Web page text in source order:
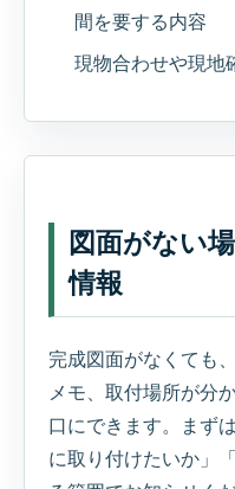
間を要する内容
現物合わせや現地
図面がない
情報
完成図面がなくても
メモ、取付場所が分
口にできます。まず
に取り付けたいか」